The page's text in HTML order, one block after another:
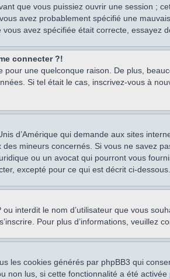
que vous puissiez ouvrir une session ;
avez probablement spécifié une
avez spécifiée était correcte, essayez
connecter ?!
une quelconque raison. De plus,
Si tel était le cas, inscrivez-vous à
d’Amérique qui demande aux sites
mineurs concernés. Si vous ne savez
ou un avocat qui pourront vous
excepté pour ce qui est décrit ci-dessous.
interdit le nom d’utilisateur que vous
Pour plus d’informations, veuillez
les cookies générés par phpBB3 qui
non lus, si cette fonctionnalité a été